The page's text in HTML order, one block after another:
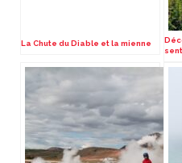
La Chute du Diable et la mienne